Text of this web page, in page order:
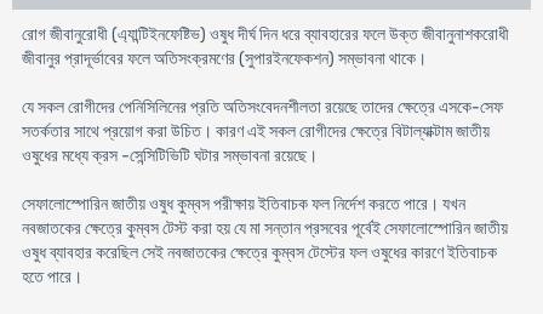
রােগ জীবানুরােধী (এ্যান্টিইনফেষ্টিভ) ওষুধ দীর্ঘ দিন ধরে ব্যাবহারের ফলে উক্ত জীবানুনাশকরােধী
জীবানুর প্রাদূর্ভাবের ফলে অতিসংক্রমণের (সুপারইনফেকশন) সম্ভাবনা থাকে।
যে সকল রােগীদের পেনিসিলিনের প্রতি অতিসংবেদনশীলতা রয়েছে তাদের ক্ষেত্রে এসকে-সেফ
সতর্কতার সাথে প্রয়ােগ করা উচিত। কারণ এই সকল রােগীদের ক্ষেত্রে বিটাল্যাক্টাম জাতীয়
ওষুধের মধ্যে ক্রস -সেন্সিটিভিটি ঘটার সম্ভাবনা রয়েছে।
সেফালােস্পােরিন জাতীয় ওষুধ কুম্বস পরীক্ষায় ইতিবাচক ফল নির্দেশ করতে পারে। যখন
নবজাতকের ক্ষেত্রে কুম্বস টেস্ট করা হয় যে মা সন্তান প্রসবের পূর্বেই সেফালােস্পােরিন জাতীয়
ওষুধ ব্যাবহার করেছিল সেই নবজাতকের ক্ষেত্রে কুম্বস টেস্টের ফল ওষুধের কারণে ইতিবাচক
হতে পারে।